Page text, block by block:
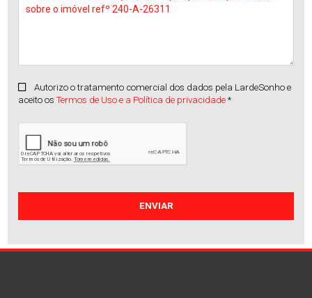
Autorizo o tratamento comercial dos dados pela LardeSonho e
aceito os Termos de Uso e a Política de privacidade *